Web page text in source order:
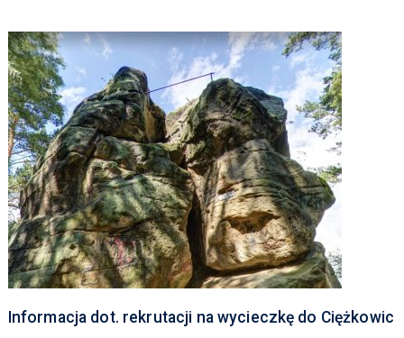
Informacja dot. rekrutacji na wycieczkę do Ciężkowic